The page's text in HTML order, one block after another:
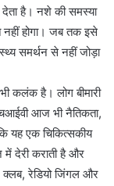
है। नशे की समस्या
नहीं होगा। जब तक इसे
समर्थन से नहीं जोड़ा
कलंक है। लोग बीमारी
आज भी नैतिकता,
यह एक चिकित्सकीय
में देरी कराती है और
रेडियो जिंगल और